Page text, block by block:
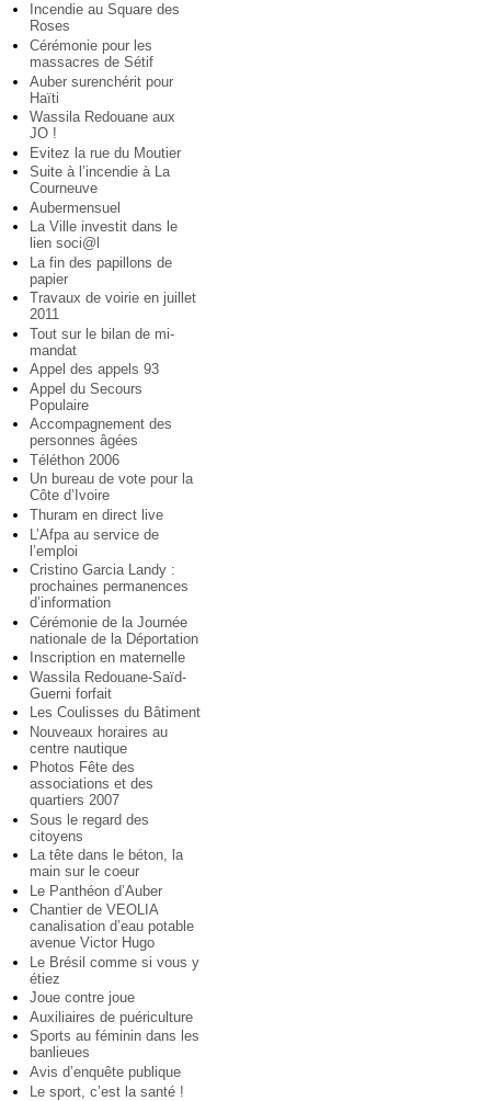
Incendie au Square des
Roses
Cérémonie pour les
massacres de Sétif
Auber surenchérit pour
Haïti
Wassila Redouane aux
JO !
Evitez la rue du Moutier
Suite à l’incendie à La
Courneuve
Aubermensuel
La Ville investit dans le
lien soci@l
La fin des papillons de
papier
Travaux de voirie en juillet
2011
Tout sur le bilan de mi-
mandat
Appel des appels 93
Appel du Secours
Populaire
Accompagnement des
personnes âgées
Téléthon 2006
Un bureau de vote pour la
Côte d’Ivoire
Thuram en direct live
L’Afpa au service de
l’emploi
Cristino Garcia Landy :
prochaines permanences
d’information
Cérémonie de la Journée
nationale de la Déportation
Inscription en maternelle
Wassila Redouane-Saïd-
Guerni forfait
Les Coulisses du Bâtiment
Nouveaux horaires au
centre nautique
Photos Fête des
associations et des
quartiers 2007
Sous le regard des
citoyens
La tête dans le béton, la
main sur le coeur
Le Panthéon d’Auber
Chantier de VEOLIA
canalisation d’eau potable
avenue Victor Hugo
Le Brésil comme si vous y
étiez
Joue contre joue
Auxiliaires de puériculture
Sports au féminin dans les
banlieues
Avis d’enquête publique
Le sport, c’est la santé !